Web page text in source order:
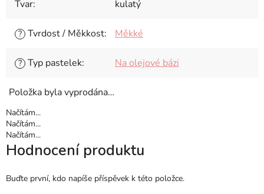
Tvar: kulatý
? Tvrdost / Měkkost: Měkké
? Typ pastelek: Na olejové bázi
Položka byla vyprodána…
Načítám...
Načítám...
Načítám...
Hodnocení produktu
Buďte první, kdo napíše příspěvek k této položce.